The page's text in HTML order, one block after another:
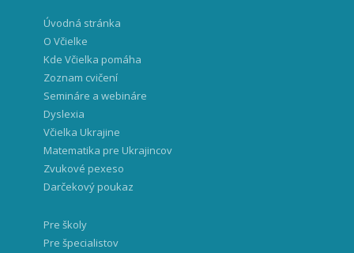
Úvodná stránka
O Včielke
Kde Včielka pomáha
Zoznam cvičení
Semináre a webináre
Dyslexia
Včielka Ukrajine
Matematika pre Ukrajincov
Zvukové pexeso
Darčekový poukaz
Pre školy
Pre špecialistov